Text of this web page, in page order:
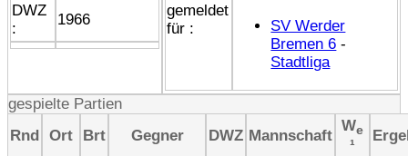
DWZ
:
1966
gemeldet
für :
SV Werder
Bremen 6 -
Stadtliga
gespielte Partien
Rnd Ort Brt Gegner DWZ Mannschaft
We
¹